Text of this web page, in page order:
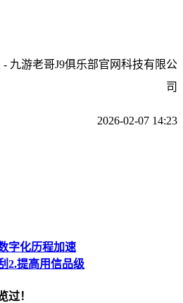
九游老哥J9俱乐部官网科技有限公
司
2026-02-07 14:23
字化历程加速
2.提高用信品级
过！